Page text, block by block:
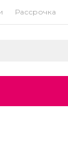
Рассрочка